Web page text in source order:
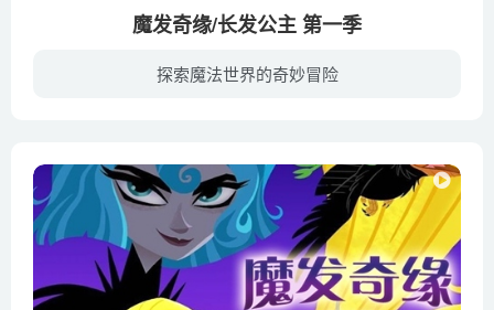
魔发奇缘/长发公主 第一季
探索魔法世界的奇妙冒险